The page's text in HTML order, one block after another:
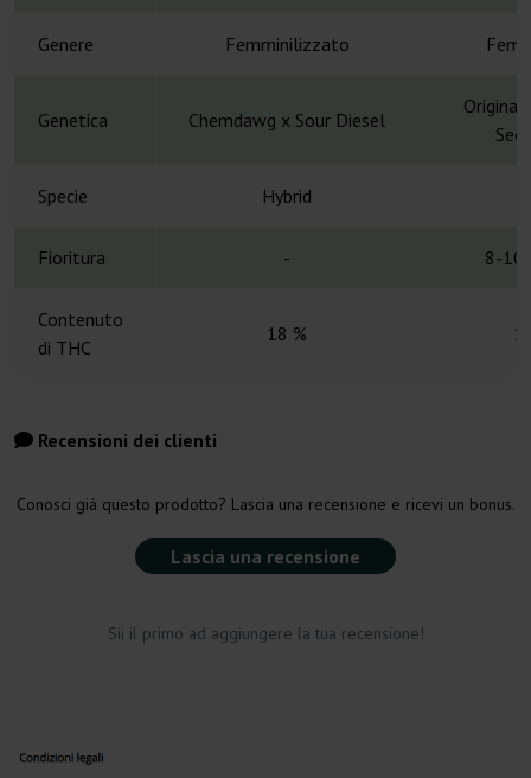
Genere Femminilizzato
Genetica Chemdawg x Sour Diesel
Original
Specie Hybrid
Fioritura - 8-10
Contenuto
di THC
18 %
Recensioni dei clienti
Conosci già questo prodotto? Lascia una recensione e ricevi un bonus.
Lascia una recensione
Sii il primo ad aggiungere la tua recensione!